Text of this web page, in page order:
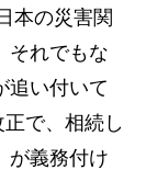
本の災害関
それでもな
追い付いて
で、相続し
が義務付け